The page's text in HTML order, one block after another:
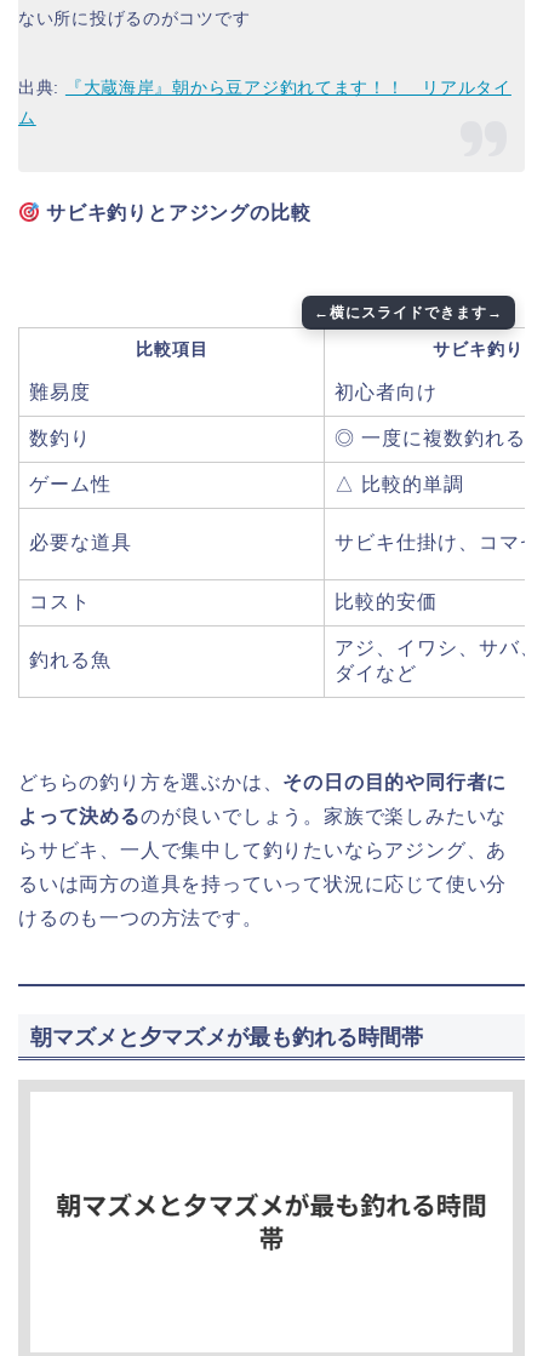
ない所に投げるのがコツです
出典:
『大蔵海岸』朝から豆アジ釣れてます！！ リアルタイ
ム
サビキ釣りとアジングの比較
比較項目 サビキ釣り
難易度 初心者向け
数釣り ◎ 一度に複数釣れる
ゲーム性 △ 比較的単調
必要な道具 サビキ仕掛け、コマセ
コスト 比較的安価
釣れる魚
アジ、イワシ、サバ
ダイなど
どちらの釣り方を選ぶかは、 その日の目的や同行者に
よって決めるのが良いでしょう。家族で楽しみたいな
らサビキ、一人で集中して釣りたいならアジング、あ
るいは両方の道具を持っていって状況に応じて使い分
けるのも一つの方法です。
朝マズメと夕マズメが最も釣れる時間帯